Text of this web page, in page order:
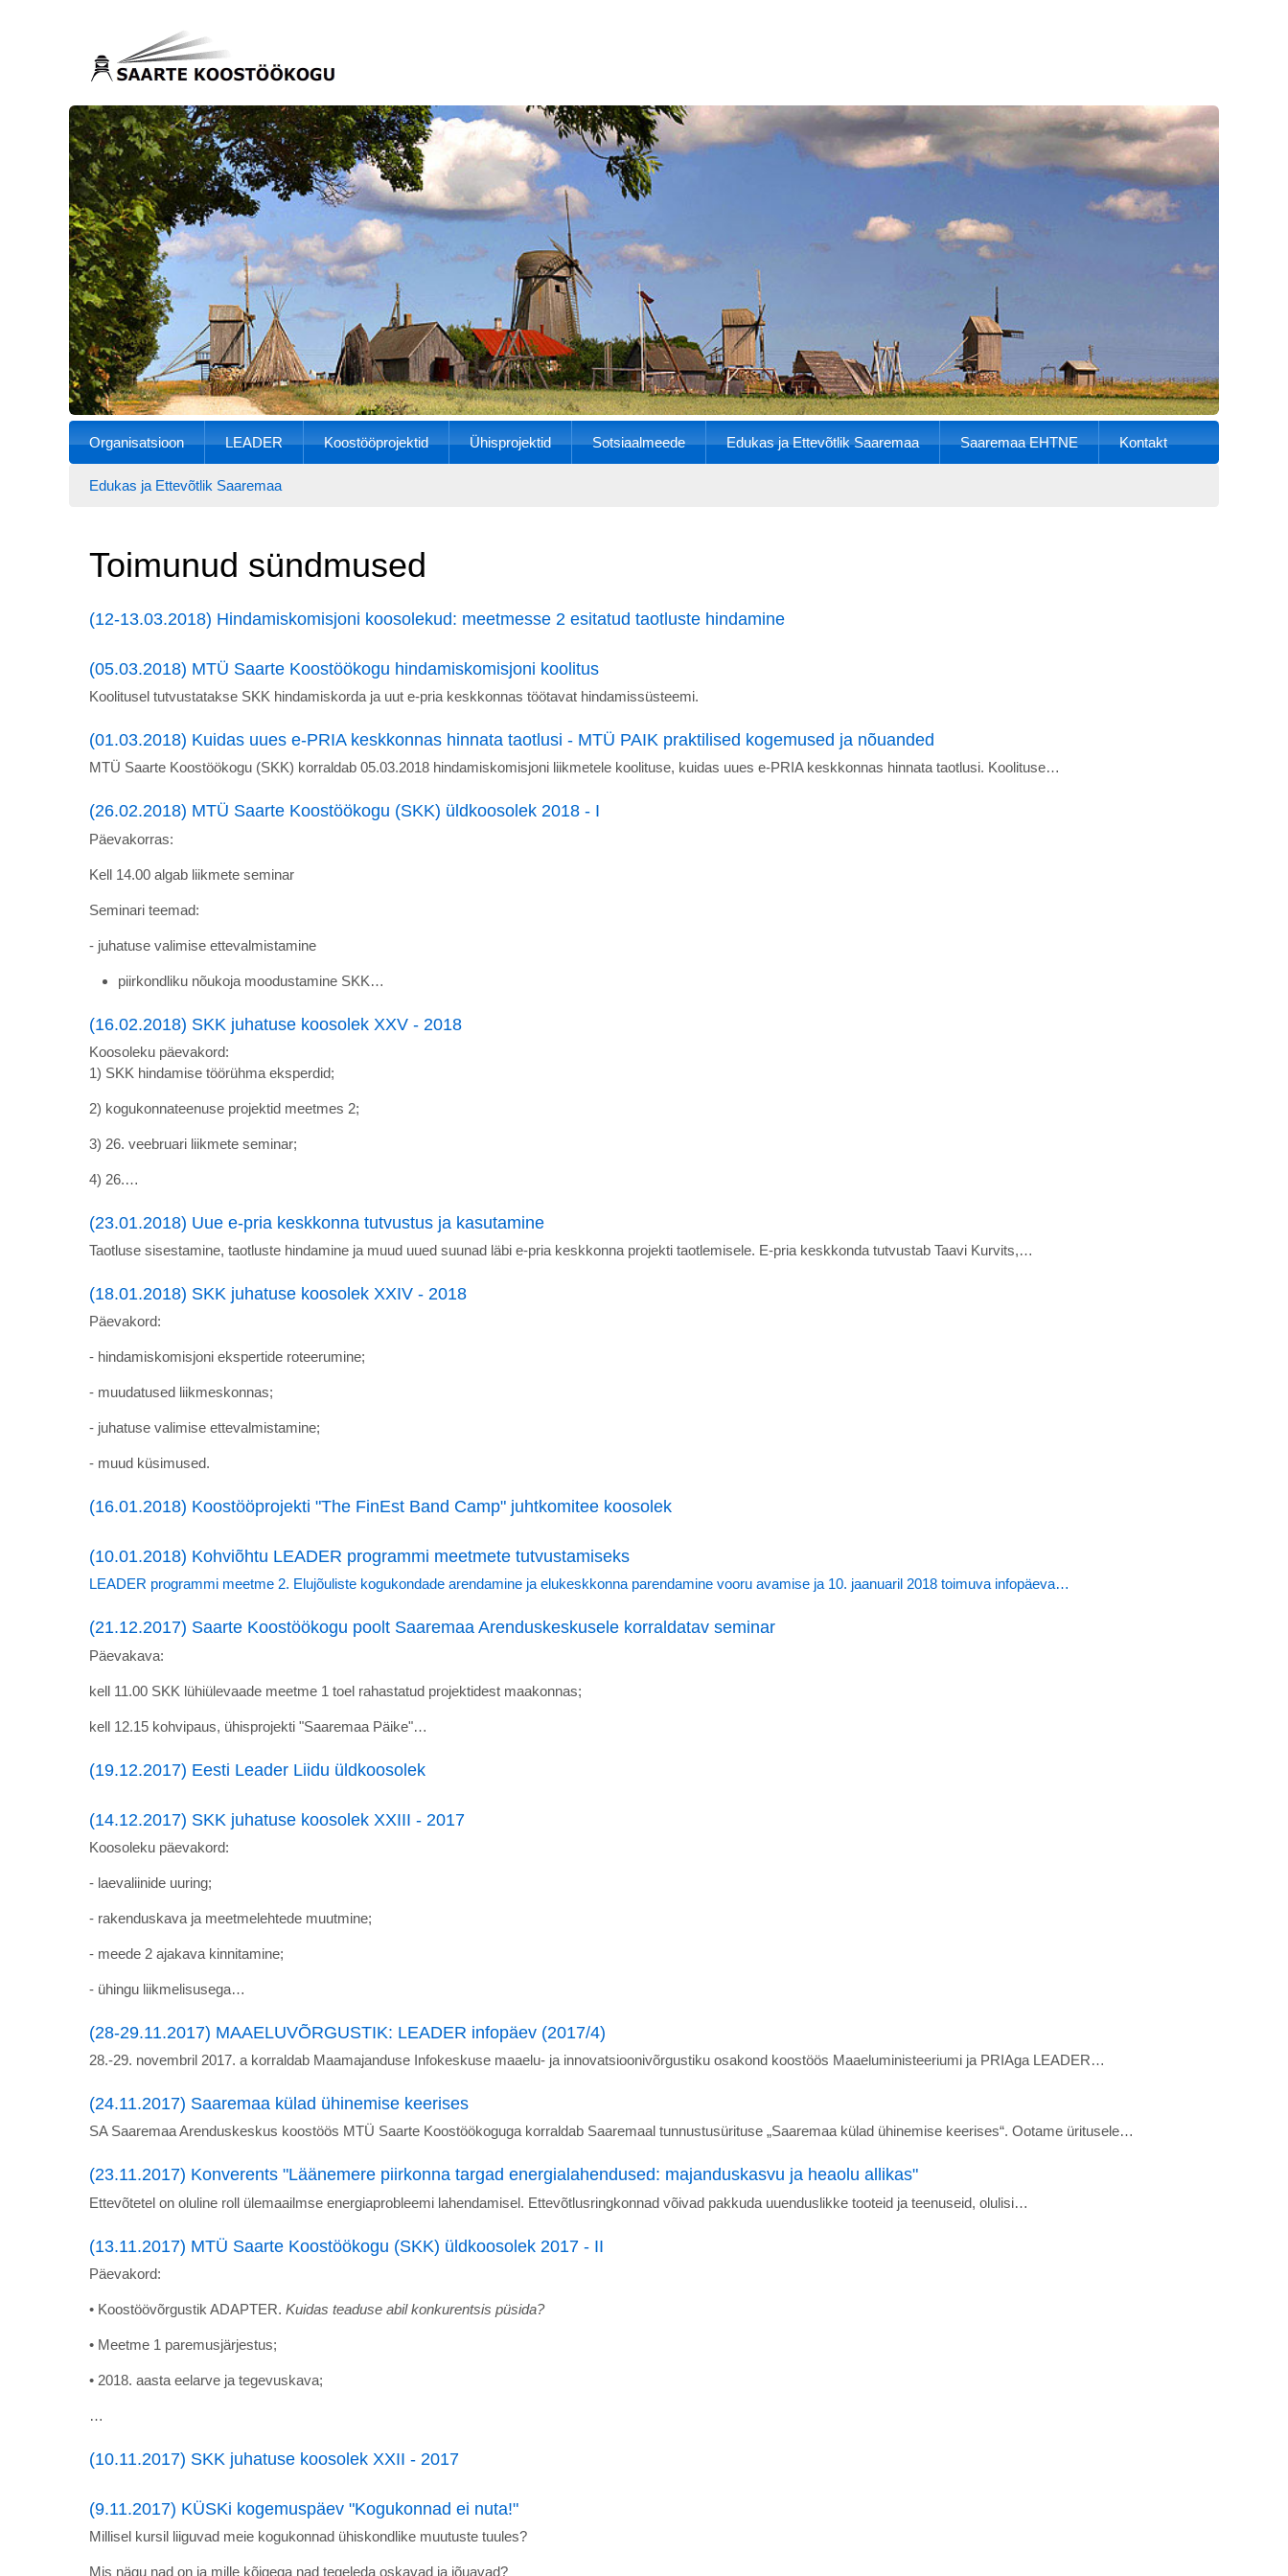
Organisatsioon LEADER Koostööprojektid Ühisprojektid Sotsiaalmeede Edukas ja Ettevõtlik Saaremaa Saaremaa EHTNE Kontakt
Edukas ja Ettevõtlik Saaremaa
Toimunud sündmused
(12-13.03.2018) Hindamiskomisjoni koosolekud: meetmesse 2 esitatud taotluste hindamine
(05.03.2018) MTÜ Saarte Koostöökogu hindamiskomisjoni koolitus
Koolitusel tutvustatakse SKK hindamiskorda ja uut e-pria keskkonnas töötavat hindamissüsteemi.
(01.03.2018) Kuidas uues e-PRIA keskkonnas hinnata taotlusi - MTÜ PAIK praktilised kogemused ja nõuanded
MTÜ Saarte Koostöökogu (SKK) korraldab 05.03.2018 hindamiskomisjoni liikmetele koolituse, kuidas uues e-PRIA keskkonnas hinnata taotlusi. Koolituse…
(26.02.2018) MTÜ Saarte Koostöökogu (SKK) üldkoosolek 2018 - I
Päevakorras:
Kell 14.00 algab liikmete seminar
Seminari teemad:
- juhatuse valimise ettevalmistamine
piirkondliku nõukoja moodustamine SKK…
(16.02.2018) SKK juhatuse koosolek XXV - 2018
Koosoleku päevakord:
1) SKK hindamise töörühma eksperdid;
2) kogukonnateenuse projektid meetmes 2;
3) 26. veebruari liikmete seminar;
4) 26.…
(23.01.2018) Uue e-pria keskkonna tutvustus ja kasutamine
Taotluse sisestamine, taotluste hindamine ja muud uued suunad läbi e-pria keskkonna projekti taotlemisele. E-pria keskkonda tutvustab Taavi Kurvits,…
(18.01.2018) SKK juhatuse koosolek XXIV - 2018
Päevakord:
- hindamiskomisjoni ekspertide roteerumine;
- muudatused liikmeskonnas;
- juhatuse valimise ettevalmistamine;
- muud küsimused.
(16.01.2018) Koostööprojekti "The FinEst Band Camp" juhtkomitee koosolek
(10.01.2018) Kohviõhtu LEADER programmi meetmete tutvustamiseks
LEADER programmi meetme 2. Elujõuliste kogukondade arendamine ja elukeskkonna parendamine vooru avamise ja 10. jaanuaril 2018 toimuva infopäeva…
(21.12.2017) Saarte Koostöökogu poolt Saaremaa Arenduskeskusele korraldatav seminar
Päevakava:
kell 11.00 SKK lühiülevaade meetme 1 toel rahastatud projektidest maakonnas;
kell 12.15 kohvipaus, ühisprojekti "Saaremaa Päike"…
(19.12.2017) Eesti Leader Liidu üldkoosolek
(14.12.2017) SKK juhatuse koosolek XXIII - 2017
Koosoleku päevakord:
- laevaliinide uuring;
- rakenduskava ja meetmelehtede muutmine;
- meede 2 ajakava kinnitamine;
- ühingu liikmelisusega…
(28-29.11.2017) MAAELUVÕRGUSTIK: LEADER infopäev (2017/4)
28.-29. novembril 2017. a korraldab Maamajanduse Infokeskuse maaelu- ja innovatsioonivõrgustiku osakond koostöös Maaeluministeeriumi ja PRIAga LEADER…
(24.11.2017) Saaremaa külad ühinemise keerises
SA Saaremaa Arenduskeskus koostöös MTÜ Saarte Koostöökoguga korraldab Saaremaal tunnustusürituse „Saaremaa külad ühinemise keerises“. Ootame üritusele…
(23.11.2017) Konverents "Läänemere piirkonna targad energialahendused: majanduskasvu ja heaolu allikas"
Ettevõtetel on oluline roll ülemaailmse energiaprobleemi lahendamisel. Ettevõtlusringkonnad võivad pakkuda uuenduslikke tooteid ja teenuseid, olulisi…
(13.11.2017) MTÜ Saarte Koostöökogu (SKK) üldkoosolek 2017 - II
Päevakord:
• Koostöövõrgustik ADAPTER. Kuidas teaduse abil konkurentsis püsida?
• Meetme 1 paremusjärjestus;
• 2018. aasta eelarve ja tegevuskava;
…
(10.11.2017) SKK juhatuse koosolek XXII - 2017
(9.11.2017) KÜSKi kogemuspäev "Kogukonnad ei nuta!"
Millisel kursil liiguvad meie kogukonnad ühiskondlike muutuste tuules?
Mis nägu nad on ja mille kõigega nad tegeleda oskavad ja jõuavad?